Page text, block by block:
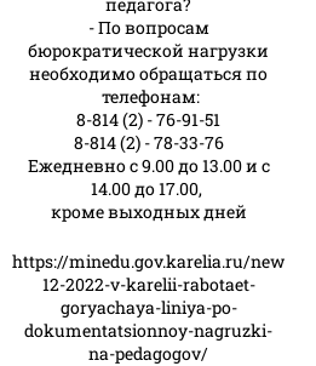
- По вопросам
бюрократической нагрузки
необходимо обращаться по
телефонам:
8-814 (2) - 76-91-51
8-814 (2) - 78-33-76
Ежедневно с 9.00 до 13.00 и с
14.00 до 17.00,
кроме выходных дней
https://minedu.gov.karelia.ru/news/23-
12-2022-v-karelii-rabotaet-
goryachaya-liniya-po-
dokumentatsionnoy-nagruzki-
na-pedagogov/